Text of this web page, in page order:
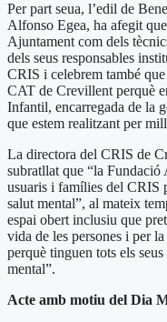
Per part seua, l’edil de
Alfonso Egea, ha afegit
Ajuntament com dels
dels seus responsables
CRIS i celebrem també
CAT de Crevillent perquè
Infantil, encarregada de la
que estem realitzant per
La directora del CRIS de
subratllat que “la Fundació
usuaris i famílies del CRIS
salut mental”, al mateix
espai obert inclusiu que
vida de les persones i per
perquè tinguen tots els
mental”.
Acte amb motiu del Dia